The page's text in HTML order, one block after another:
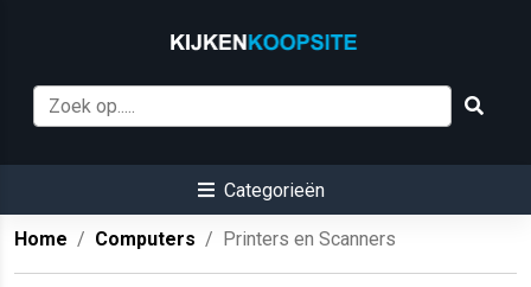
Categorieën
Home Computers Printers en Scanners